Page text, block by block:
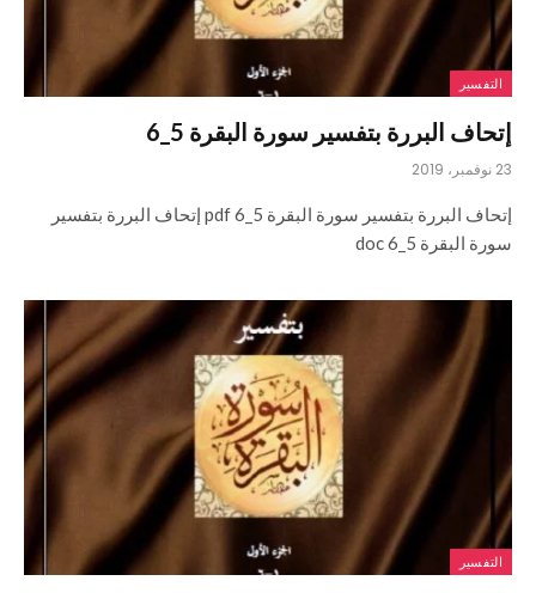
التفسير
إتحاف البررة بتفسير سورة البقرة 5_6
23 نوفمبر، 2019
إتحاف البررة بتفسير سورة البقرة 5_6 pdf إتحاف البررة بتفسير
سورة البقرة 5_6 doc
التفسير